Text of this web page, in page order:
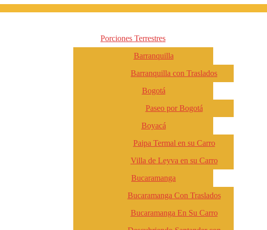
Porciones Terrestres
Barranquilla
Barranquilla con Traslados
Bogotá
Paseo por Bogotá
Boyacá
Paipa Termal en su Carro
Villa de Leyva en su Carro
Bucaramanga
Bucaramanga Con Traslados
Bucaramanga En Su Carro